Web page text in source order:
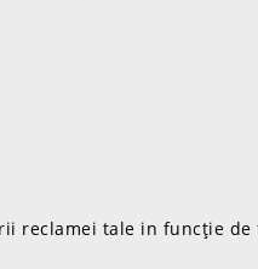
reclamei tale in funcție